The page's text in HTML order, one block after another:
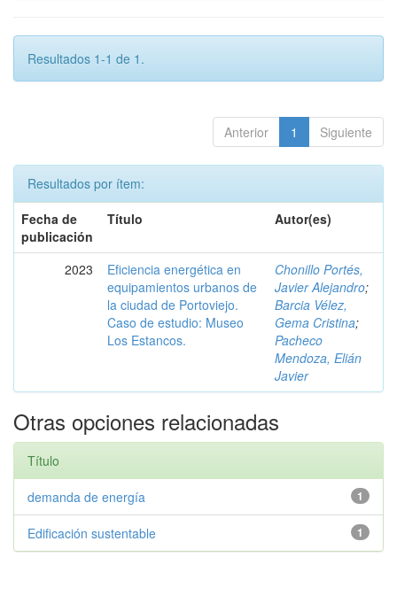
Resultados 1-1 de 1.
Anterior 1 Siguiente
Resultados por ítem:
Fecha de
publicación
Título Autor(es)
2023
Eficiencia energética en
equipamientos urbanos de
la ciudad de Portoviejo.
Caso de estudio: Museo
Los Estancos.
Chonillo Portés,
Javier Alejandro;
Barcia Vélez,
Gema Cristina;
Pacheco
Mendoza, Elián
Javier
Otras opciones relacionadas
Título
1
demanda de energía
1
Edificación sustentable